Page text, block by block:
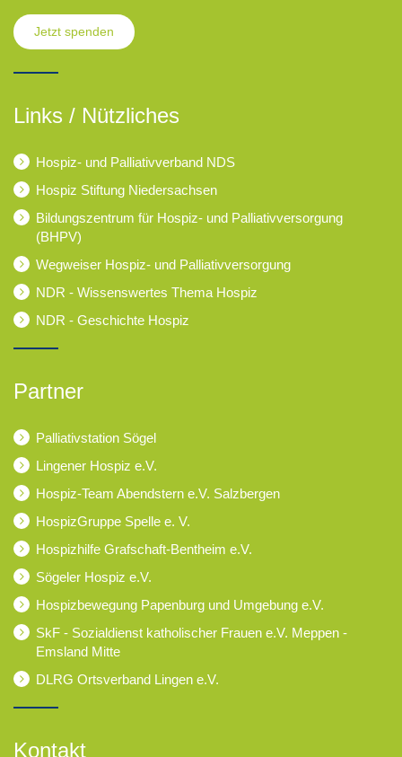
Jetzt spenden
Links / Nützliches
Hospiz- und Palliativverband NDS
Hospiz Stiftung Niedersachsen
Bildungszentrum für Hospiz- und Palliativversorgung
(BHPV)
Wegweiser Hospiz- und Palliativversorgung
NDR - Wissenswertes Thema Hospiz
NDR - Geschichte Hospiz
Partner
Palliativstation Sögel
Lingener Hospiz e.V.
Hospiz-Team Abendstern e.V. Salzbergen
HospizGruppe Spelle e. V.
Hospizhilfe Grafschaft-Bentheim e.V.
Sögeler Hospiz e.V.
Hospizbewegung Papenburg und Umgebung e.V.
SkF - Sozialdienst katholischer Frauen e.V. Meppen -
Emsland Mitte
DLRG Ortsverband Lingen e.V.
Kontakt